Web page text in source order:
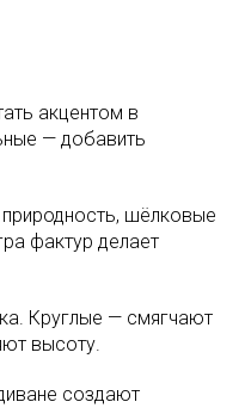
акцентом в
— добавить
шёлковые
фактур делает
Круглые — смягчают
высоту.
создают